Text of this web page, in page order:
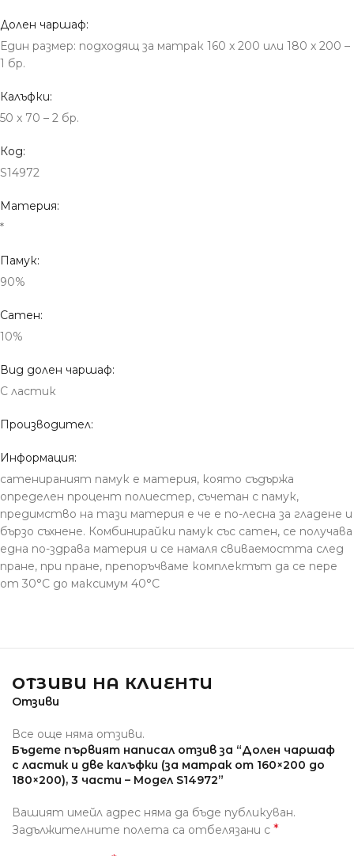
Долен чаршаф:
Един размер: подходящ за матрак 160 x 200 или 180 x 200 –
1 бр.
Калъфки:
50 x 70 – 2 бр.
Код:
S14972
Материя:
*
Памук:
90%
Сатен:
10%
Вид долен чаршаф:
С ластик
Производител:
Информация:
сатенираният памук е материя, която съдържа
определен процент полиестер, съчетан с памук,
предимство на тази материя е че е по-лесна за гладене и
бързо съхнене. Комбинирайки памук със сатен, се получава
една по-здрава материя и се намаля свиваемостта след
пране, при пране, препоръчваме комплектът да се пере
от 30°С до максимум 40°С
ОТЗИВИ НА КЛИЕНТИ
Отзиви
Все още няма отзиви.
Бъдете първият написал отзив за “Долен чаршаф
с ластик и две калъфки (за матрак от 160×200 до
180×200), 3 части – Модел S14972”
Вашият имейл адрес няма да бъде публикуван.
Задължителните полета са отбелязани с *